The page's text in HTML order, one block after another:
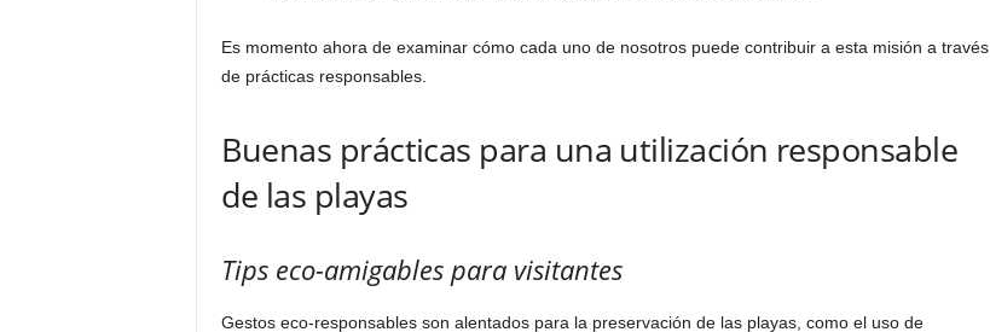
Es momento ahora de examinar cómo cada uno de nosotros puede contribuir a esta misión a través
de prácticas responsables.
Buenas prácticas para una utilización responsable
de las playas
Tips eco-amigables para visitantes
Gestos eco-responsables son alentados para la preservación de las playas, como el uso de